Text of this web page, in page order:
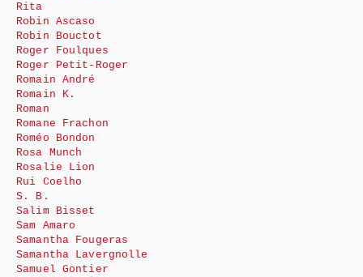
Rita
Robin Ascaso
Robin Bouctot
Roger Foulques
Roger Petit-Roger
Romain André
Romain K.
Roman
Romane Frachon
Roméo Bondon
Rosa Munch
Rosalie Lion
Rui Coelho
S. B.
Salim Bisset
Sam Amaro
Samantha Fougeras
Samantha Lavergnolle
Samuel Gontier